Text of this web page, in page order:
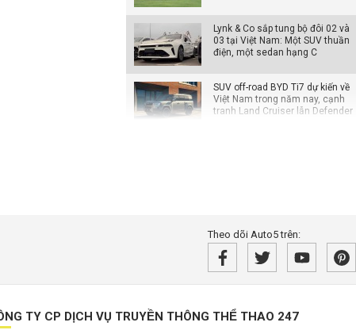
Lynk & Co sắp tung bộ đôi 02 và
03 tại Việt Nam: Một SUV thuần
điện, một sedan hạng C
SUV off-road BYD Ti7 dự kiến về
Việt Nam trong năm nay, cạnh
tranh Land Cruiser lẫn Defender
trăm triệu đồng
Xe hybrid trở thành động lực
tăng trưởng mới của Honda tại
Mỹ
Theo dõi Auto5 trên:
TY CP DỊCH VỤ TRUYỀN THÔNG THỂ THAO 247